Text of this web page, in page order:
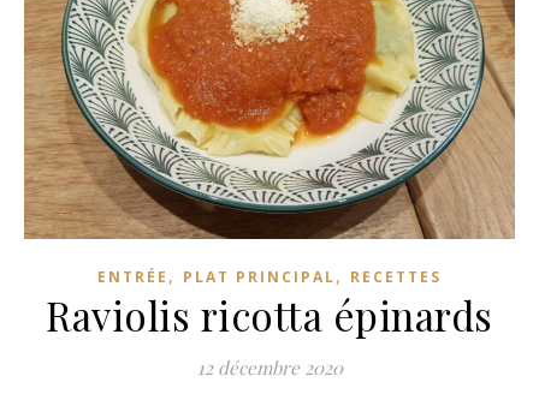
ENTRÉE , PLAT PRINCIPAL, RECETTES
Raviolis ricotta épinards
12 décembre 2020